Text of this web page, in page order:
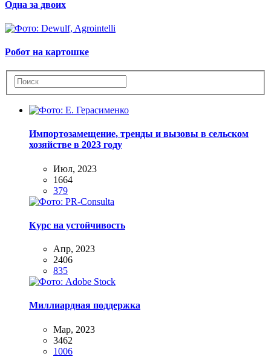
Одна за двоих
Робот на картошке
Импортозамещение, тренды и вызовы в сельском
хозяйстве в 2023 году
Июл, 2023
1664
379
Курс на устойчивость
Апр, 2023
2406
835
Миллиардная поддержка
Мар, 2023
3462
1006